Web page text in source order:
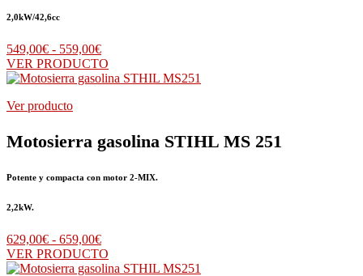
2,0kW/42,6cc
549,00€ - 559,00€Rango
de
precios:
559,00€
VER PRODUCTO
Ver producto
Motosierra gasolina STIHL MS 251
Potente y compacta con motor 2-MIX.
2,2kW.
629,00€ - 659,00€Rango
de
precios:
VER PRODUCTO